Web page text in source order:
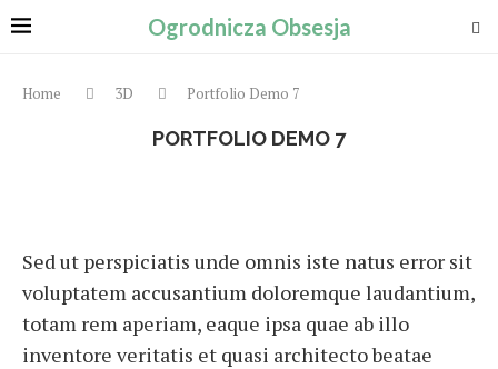
Ogrodnicza Obsesja
Home 3D Portfolio Demo 7
PORTFOLIO DEMO 7
Sed ut perspiciatis unde omnis iste natus error sit
voluptatem accusantium doloremque laudantium,
totam rem aperiam, eaque ipsa quae ab illo
inventore veritatis et quasi architecto beatae